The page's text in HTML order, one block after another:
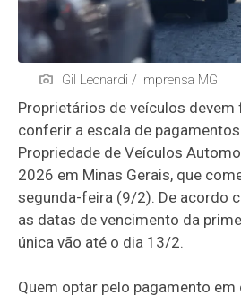
Gil Leonardi / Imprensa MG
Proprietários de veículos
conferir a escala de
Propriedade de Veículos
2026 em Minas Gerais, que
segunda-feira (9/2). De acordo
as datas de vencimento da
única vão até o dia 13/2.
Quem optar pelo pagamento